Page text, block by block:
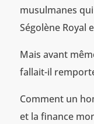
musulmanes
Ségolène Royal
Mais avant
fallait-il
Comment un
et la finance